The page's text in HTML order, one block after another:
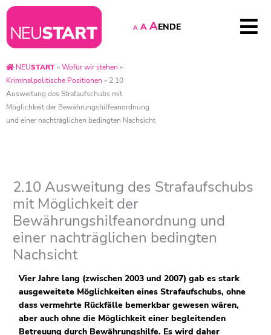
A A AENDE
NEUSTART»Wofür wir stehen »
Kriminalpolitische Positionen » 2.10
Ausweitung des Strafaufschubs mit
Möglichkeit der Bewährungshilfeanordnung
und einer nachträglichen bedingten Nachsicht
2.10 Ausweitung des Strafaufschubs
mit Möglichkeit der
Bewährungshilfeanordnung und
einer nachträglichen bedingten
Nachsicht
Vier Jahre lang (zwischen 2003 und 2007) gab es stark
ausgeweitete Möglichkeiten eines Strafaufschubs, ohne
dass vermehrte Rückfälle bemerkbar gewesen wären,
aber auch ohne die Möglichkeit einer begleitenden
Betreuung durch Bewährungshilfe. Es wird daher